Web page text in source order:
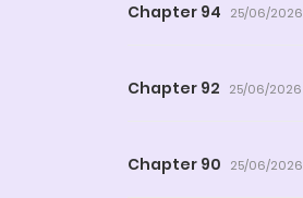
Chapter 94 25/06/2026
Chapter 92 25/06/2026
Chapter 90 25/06/2026